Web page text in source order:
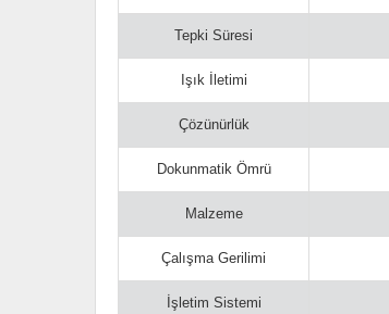
Tepki Süresi
Işık İletimi
Çözünürlük
Dokunmatik Ömrü
Malzeme
Çalışma Gerilimi
İşletim Sistemi